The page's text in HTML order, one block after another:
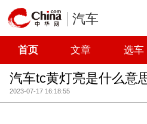
汽车
首页 文章 选车
汽车tc黄灯亮是什么意
2023-07-17 16:18:55